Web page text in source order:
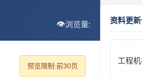
👁️浏览量:
预览限制:前30页
资料更